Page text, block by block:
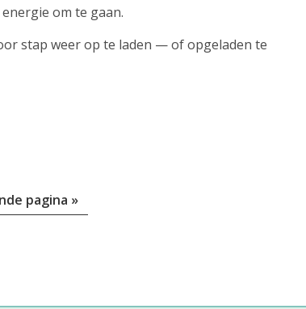
om te gaan.
stap weer op te laden — of opgeladen te
pagina »